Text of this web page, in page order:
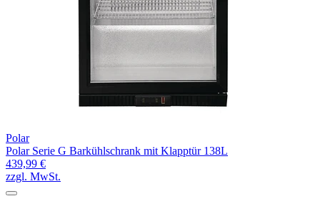
Polar
Polar Serie G Barkühlschrank mit Klapptür 138L
439,99 €
zzgl. MwSt.